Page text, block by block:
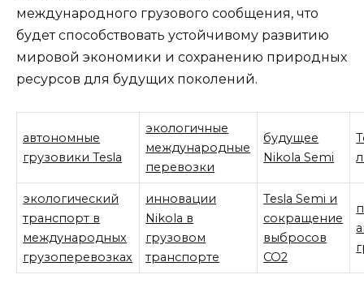
международного грузового сообщения, что
будет способствовать устойчивому развитию
мировой экономики и сохранению природных
ресурсов для будущих поколений.
автономные
грузовики Tesla
экологичные
международные
перевозки
будущее
Nikola Semi
экологический
транспорт в
международных
грузоперевозках
инновации
Nikola в
грузовом
транспорте
Tesla Semi и
сокращение
выбросов
CO2